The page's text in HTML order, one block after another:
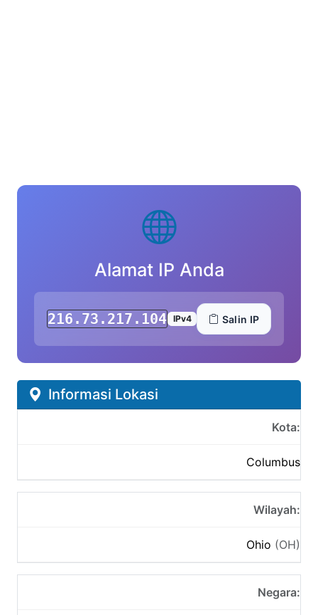
Alamat IP Anda
216.73.217.104 IPv4 Salin IP
Informasi Lokasi
Kota:
Columbus
Wilayah:
Ohio (OH)
Negara: